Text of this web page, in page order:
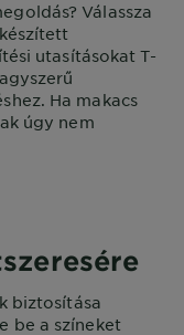
Válassza
utasításokat T-
Ha makacs
úgy nem
biztosítása
be a színeket